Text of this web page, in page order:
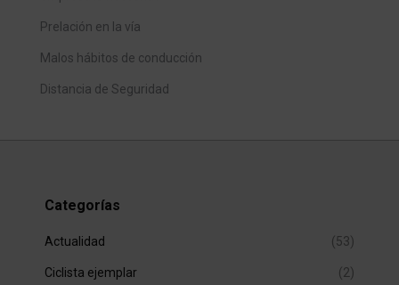
Prelación en la vía
Malos hábitos de conducción
Distancia de Seguridad
Categorías
Actualidad (53)
Ciclista ejemplar (2)